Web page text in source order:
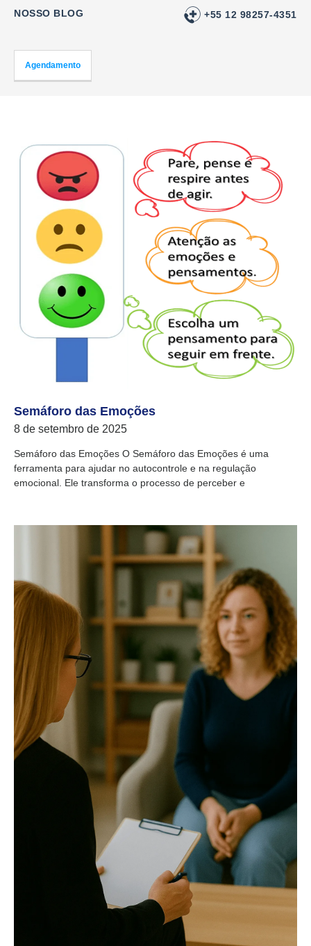
NOSSO BLOG +55 12 98257-4351
Agendamento
Semáforo das Emoções
8 de setembro de 2025
Semáforo das Emoções O Semáforo das Emoções é uma
ferramenta para ajudar no autocontrole e na regulação
emocional. Ele transforma o processo de perceber e